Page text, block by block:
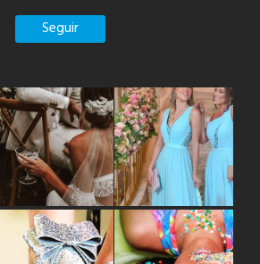
Seguir